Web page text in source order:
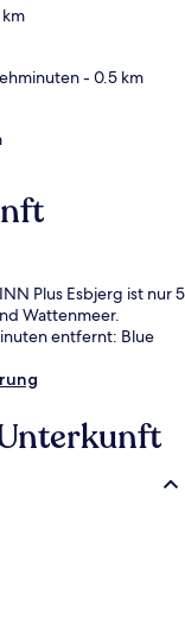
- 0.5 km
Plus Esbjerg ist nur 5
Wattenmeer.
entfernt: Blue